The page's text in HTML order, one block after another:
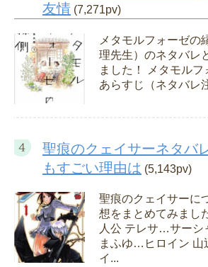
友情 (7,271pv)
メタモルフォーゼの
理先生）のネタバレ
ました！ メタモル
あらすじ（ネタバレ
聖痕のクェイサーネタバ
もすごい理由は (5,143pv)
聖痕のクェイサーに
想をまとめてみまし
人公 テレサ…サー
まふゆ…ヒロイン
イ...